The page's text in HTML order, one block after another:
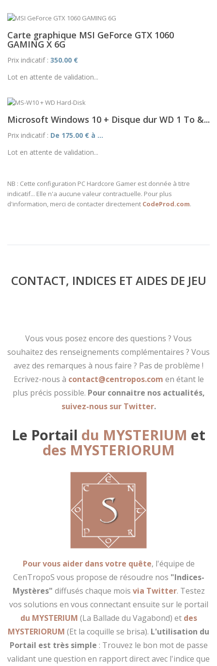
Carte graphique MSI GeForce GTX 1060
GAMING X 6G
Prix indicatif : 350.00 €
Lot en attente de validation...
Microsoft Windows 10 + Disque dur WD 1 To &...
Prix indicatif : De 175.00 € à ...
Lot en attente de validation...
NB : Cette configuration PC Hardcore Gamer est donnée à titre
indicatif... Elle n'a aucune valeur contractuelle. Pour plus
d'information, merci de contacter directement CodeProd.com.
CONTACT, INDICES ET AIDES DE JEU
Vous vous posez encore des questions ? Vous
souhaitez des renseignements complémentaires ? Vous
avez des remarques à nous faire ? Pas de problème !
Ecrivez-nous à contact@centropos.com en étant le
plus précis possible. Pour connaitre nos actualités,
suivez-nous sur Twitter.
Le Portail du MYSTERIUM et
des MYSTERIORUM
Pour vous aider dans votre quête, l'équipe de
CenTropoS vous propose de résoudre nos "Indices-
Mystères" diffusés chaque mois via Twitter. Testez
vos solutions en vous connectant ensuite sur le portail
du MYSTERIUM (La Ballade du Vagabond) et des
MYSTERIORUM (Et la coquille se brisa). L'utilisation du
Portail est très simple : Trouvez le bon mot de passe
validant une question en rapport direct avec l'indice que